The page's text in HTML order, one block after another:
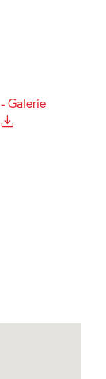
Galerie